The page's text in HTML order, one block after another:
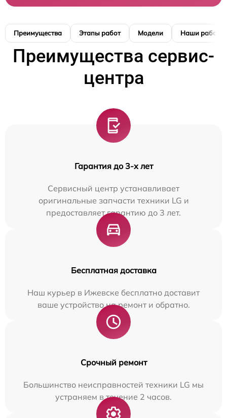
Преимущества Этапы работ Модели Наши работы
Преимущества сервис-
центра
Гарантия до 3-х лет
Сервисный центр устанавливает
оригинальные запчасти техники LG и
предоставляет гарантию до 3 лет.
Бесплатная доставка
Наш курьер в Ижевске бесплатно доставит
ваше устройство на ремонт и обратно.
Срочный ремонт
Большинство неисправностей техники LG мы
устраняем в течение 2 часов.